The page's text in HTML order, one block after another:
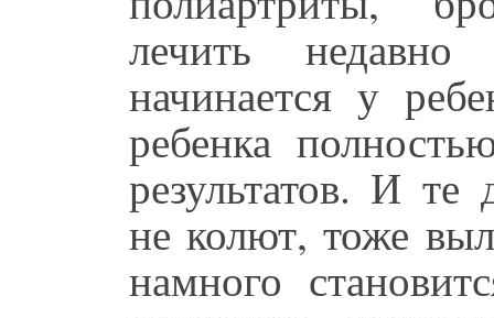
лечить
начинается у
ребенка
результатов. И те
не колют, тоже
намного